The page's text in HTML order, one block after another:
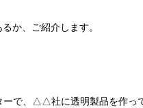
か、ご紹介します。
ーで、△△社に透明製品を作っ